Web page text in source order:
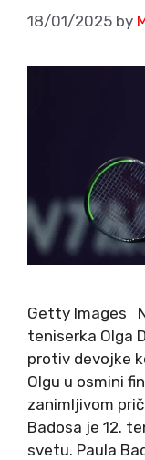
18/01/2025 by
Getty Images
teniserka Olga
protiv devojke
Olgu u osmini
zanimljivom
Badosa je 12.
svetu. Paula